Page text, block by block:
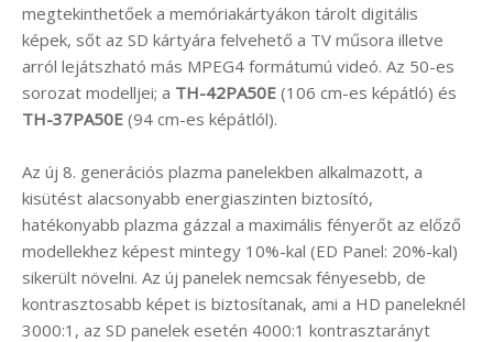
megtekinthetőek a memóriakártyákon tárolt digitális
képek, sőt az SD kártyára felvehető a TV műsora illetve
arról lejátszható más MPEG4 formátumú videó. Az 50-es
sorozat modelljei; a TH-42PA50E (106 cm-es képátló) és
TH-37PA50E (94 cm-es képátlól).
Az új 8. generációs plazma panelekben alkalmazott, a
kisütést alacsonyabb energiaszinten biztosító,
hatékonyabb plazma gázzal a maximális fényerőt az előző
modellekhez képest mintegy 10%-kal (ED Panel: 20%-kal)
sikerült növelni. Az új panelek nemcsak fényesebb, de
kontrasztosabb képet is biztosítanak, ami a HD paneleknél
3000:1, az SD panelek esetén 4000:1 kontrasztarányt